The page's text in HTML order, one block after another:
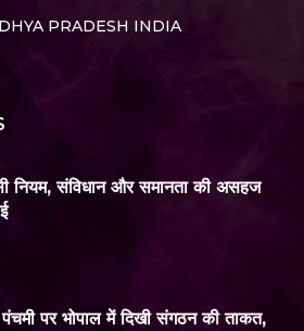
PRADESH INDIA
नियम, संविधान और समानता की असहज
पर भोपाल में दिखी संगठन की ताकत,